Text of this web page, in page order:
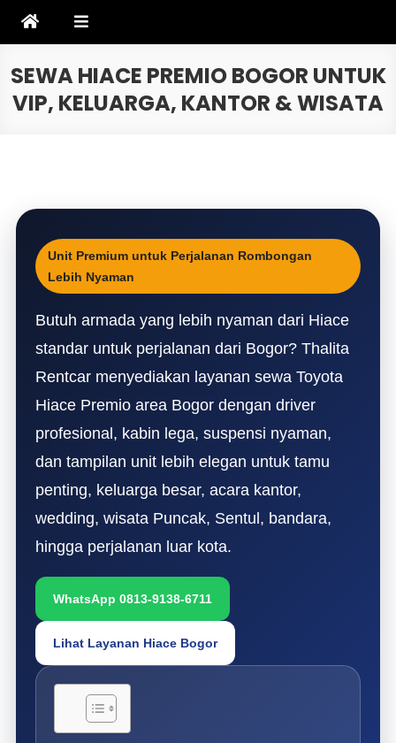
SEWA HIACE PREMIO BOGOR UNTUK
VIP, KELUARGA, KANTOR & WISATA
Unit Premium untuk Perjalanan Rombongan
Lebih Nyaman
Butuh armada yang lebih nyaman dari Hiace
standar untuk perjalanan dari Bogor? Thalita
Rentcar menyediakan layanan sewa Toyota
Hiace Premio area Bogor dengan driver
profesional, kabin lega, suspensi nyaman,
dan tampilan unit lebih elegan untuk tamu
penting, keluarga besar, acara kantor,
wedding, wisata Puncak, Sentul, bandara,
hingga perjalanan luar kota.
WhatsApp 0813-9138-6711
Lihat Layanan Hiace Bogor